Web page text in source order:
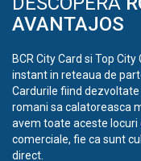
AVANTAJOS
BCR City Card si Top
instant in reteaua de
Cardurile fiind
romani sa calatoreasca
avem toate aceste
comerciale, fie ca sunt
direct.